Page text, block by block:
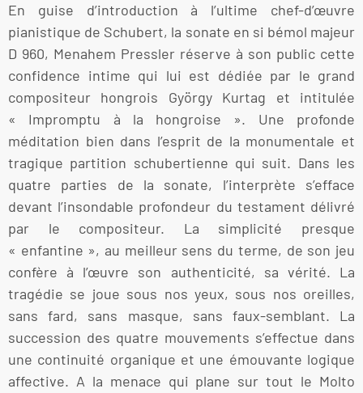
En guise d’introduction à l’ultime chef-d’œuvre
pianistique de Schubert, la sonate en si bémol majeur
D 960, Menahem Pressler réserve à son public cette
confidence intime qui lui est dédiée par le grand
compositeur hongrois György Kurtag et intitulée
« Impromptu à la hongroise ». Une profonde
méditation bien dans l’esprit de la monumentale et
tragique partition schubertienne qui suit. Dans les
quatre parties de la sonate, l’interprète s’efface
devant l’insondable profondeur du testament délivré
par le compositeur. La simplicité presque
« enfantine », au meilleur sens du terme, de son jeu
confère à l’œuvre son authenticité, sa vérité. La
tragédie se joue sous nos yeux, sous nos oreilles,
sans fard, sans masque, sans faux-semblant. La
succession des quatre mouvements s’effectue dans
une continuité organique et une émouvante logique
affective. A la menace qui plane sur tout le Molto